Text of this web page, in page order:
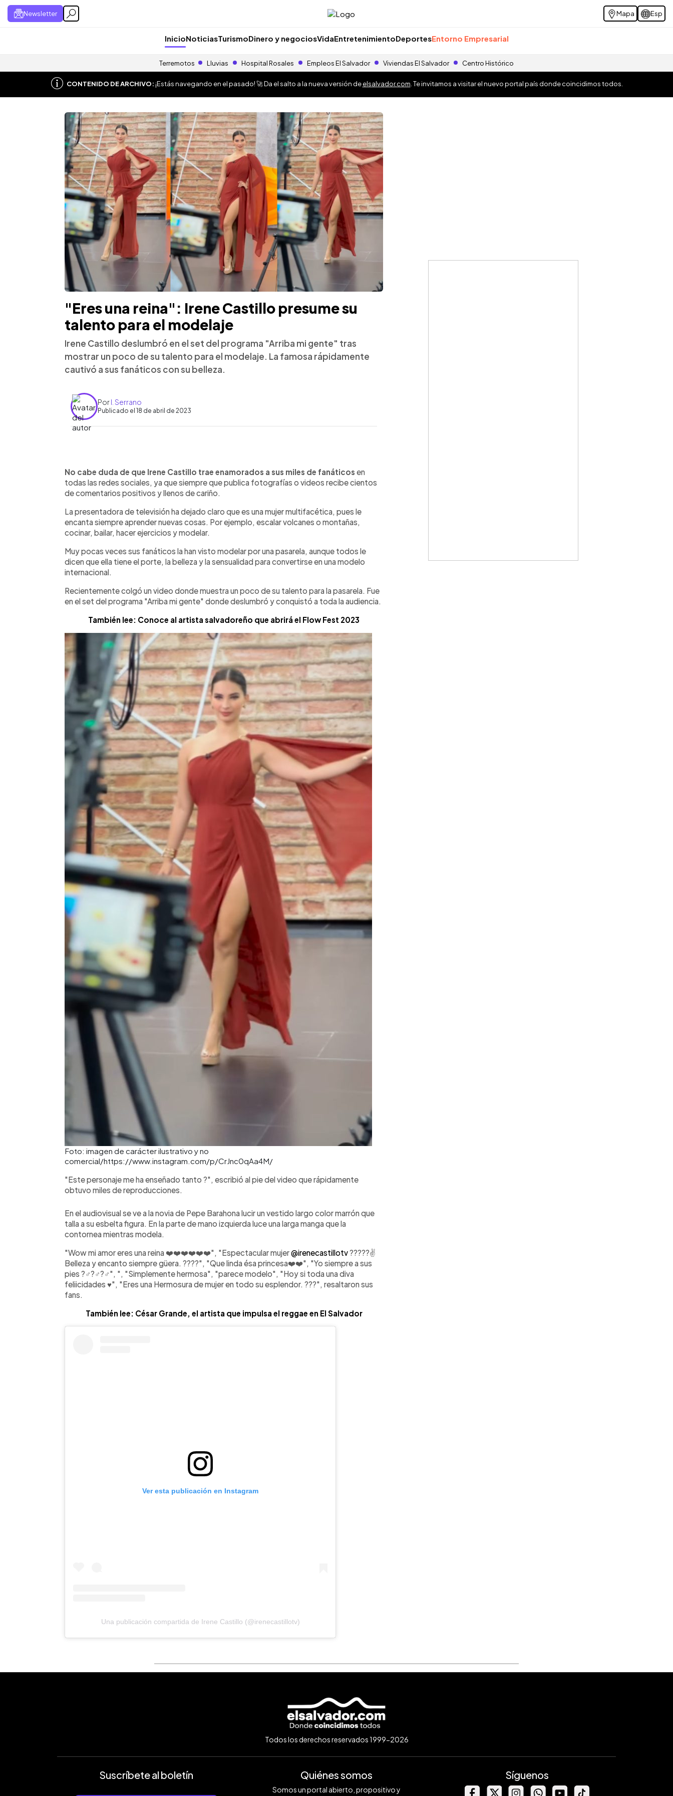
Newsletter Mapa Esp
InicioNoticiasTurismoDinero y negociosVidaEntretenimientoDeportesEntorno Empresarial
Terremotos Lluvias Hospital Rosales Empleos El Salvador Viviendas El Salvador Centro Histórico
CONTENIDO DE ARCHIVO:¡Estás navegando en el pasado! 🚀 Da el salto a la nueva versión deelsalvador.com . Te invitamos a visitar el nuevo portal país donde coincidimos todos.
"Eres una reina": Irene Castillo presume su
talento para el modelaje
Irene Castillo deslumbró en el set del programa "Arriba mi gente" tras
mostrar un poco de su talento para el modelaje. La famosa rápidamente
cautivó a sus fanáticos con su belleza.
PorI. Serrano
Publicado el 18 de abril de 2023
► Escuchar artículo
No cabe duda de que Irene Castillo trae enamorados a sus miles de fanáticos en
todas las redes sociales, ya que siempre que publica fotografías o videos recibe cientos
de comentarios positivos y llenos de cariño.
La presentadora de televisión ha dejado claro que es una mujer multifacética, pues le
encanta siempre aprender nuevas cosas. Por ejemplo, escalar volcanes o montañas,
cocinar, bailar, hacer ejercicios y modelar.
Muy pocas veces sus fanáticos la han visto modelar por una pasarela, aunque todos le
dicen que ella tiene el porte, la belleza y la sensualidad para convertirse en una modelo
internacional.
Recientemente colgó un video donde muestra un poco de su talento para la pasarela. Fue
en el set del programa "Arriba mi gente" donde deslumbró y conquistó a toda la audiencia.
También lee: Conoce al artista salvadoreño que abrirá el Flow Fest 2023
Foto: imagen de carácter ilustrativo y no
comercial/https://www.instagram.com/p/CrJnc0qAa4M/
"Este personaje me ha enseñado tanto ?", escribió al pie del video que rápidamente
obtuvo miles de reproducciones.
En el audiovisual se ve a la novia de Pepe Barahona lucir un vestido largo color marrón que
talla a su esbelta figura. En la parte de mano izquierda luce una larga manga que la
contornea mientras modela.
"Wow mi amor eres una reina ❤️❤️❤️❤️❤️❤️", "Espectacular mujer@irenecastillotv?????✌
Belleza y encanto siempre güera. ????", "Que linda ésa princesa❤️❤️", "Yo siempre a sus
pies ?‍♂️?‍♂️?‍♂️", ", "Simplemente hermosa", "parece modelo", "Hoy si toda una diva
feliicidades ♥️", "Eres una Hermosura de mujer en todo su esplendor. ???", resaltaron sus
fans.
También lee: César Grande, el artista que impulsa el reggae en El Salvador
Ver esta publicación en Instagram
Una publicación compartida de Irene Castillo (@irenecastillotv)
Todos los derechos reservados 1999-2026
Suscríbete al boletín Quiénes somos
Somos un portal abierto, propositivo y
Síguenos